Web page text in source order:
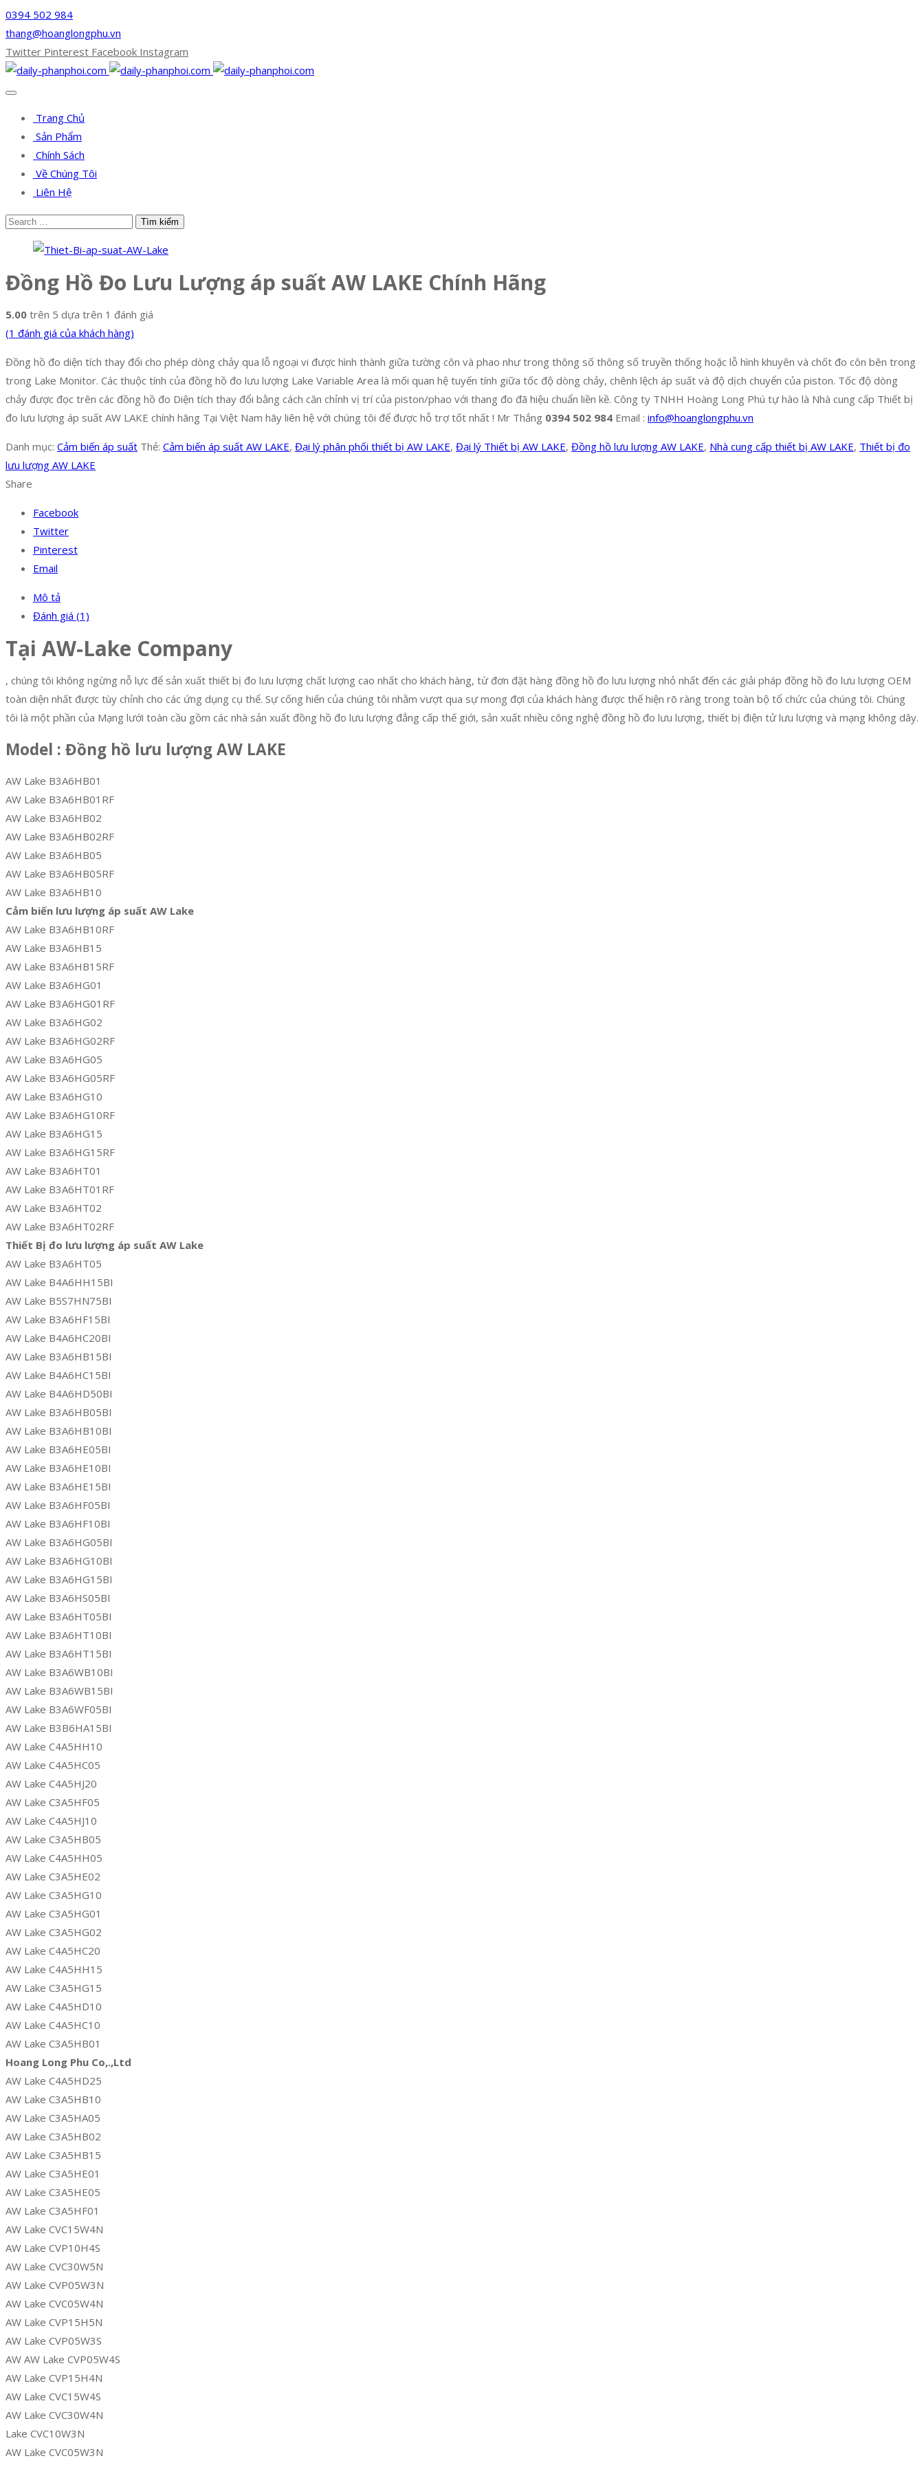
0394 502 984
thang@hoanglongphu.vn
Twitter Pinterest Facebook Instagram
Trang Chủ
Sản Phẩm
Chính Sách
Về Chúng Tôi
Liên Hệ
Đồng Hồ Đo Lưu Lượng áp suất AW LAKE Chính Hãng
5.00 trên 5 dựa trên 1 đánh giá
(1 đánh giá của khách hàng)
Đồng hồ đo diện tích thay đổi cho phép dòng chảy qua lỗ ngoại vi được hình thành giữa tường côn và phao như trong thông số thông số truyền thống hoặc lỗ hình khuyên và chốt đo côn bên trong
trong Lake Monitor. Các thuộc tính của đồng hồ đo lưu lượng Lake Variable Area là mối quan hệ tuyến tính giữa tốc độ dòng chảy, chênh lệch áp suất và độ dịch chuyển của piston. Tốc độ dòng
chảy được đọc trên các đồng hồ đo Diện tích thay đổi bằng cách căn chỉnh vị trí của piston/phao với thang đo đã hiệu chuẩn liền kề. Công ty TNHH Hoàng Long Phú tự hào là Nhà cung cấp Thiết bị
đo lưu lượng áp suất AW LAKE chính hãng Tại Việt Nam hãy liên hệ với chúng tôi để được hỗ trợ tốt nhất ! Mr Thắng 0394 502 984 Email : info@hoanglongphu.vn
Danh mục: Cảm biến áp suất Thẻ: Cảm biến áp suất AW LAKE, Đại lý phân phối thiết bị AW LAKE, Đại lý Thiết bị AW LAKE, Đồng hồ lưu lượng AW LAKE, Nhà cung cấp thiết bị AW LAKE, Thiết bị đo
lưu lượng AW LAKE
Share
Facebook
Twitter
Pinterest
Email
Mô tả
Đánh giá (1)
Tại AW-Lake Company
, chúng tôi không ngừng nỗ lực để sản xuất thiết bị đo lưu lượng chất lượng cao nhất cho khách hàng, từ đơn đặt hàng đồng hồ đo lưu lượng nhỏ nhất đến các giải pháp đồng hồ đo lưu lượng OEM
toàn diện nhất được tùy chỉnh cho các ứng dụng cụ thể. Sự cống hiến của chúng tôi nhằm vượt qua sự mong đợi của khách hàng được thể hiện rõ ràng trong toàn bộ tổ chức của chúng tôi. Chúng
tôi là một phần của Mạng lưới toàn cầu gồm các nhà sản xuất đồng hồ đo lưu lượng đẳng cấp thế giới, sản xuất nhiều công nghệ đồng hồ đo lưu lượng, thiết bị điện tử lưu lượng và mạng không dây.
​Model : Đồng hồ lưu lượng AW LAKE
AW Lake B3A6HB01
AW Lake B3A6HB01RF
AW Lake B3A6HB02
AW Lake B3A6HB02RF
AW Lake B3A6HB05
AW Lake B3A6HB05RF
AW Lake B3A6HB10
Cảm biến lưu lượng áp suất AW Lake
AW Lake B3A6HB10RF
AW Lake B3A6HB15
AW Lake B3A6HB15RF
AW Lake B3A6HG01
AW Lake B3A6HG01RF
AW Lake B3A6HG02
AW Lake B3A6HG02RF
AW Lake B3A6HG05
AW Lake B3A6HG05RF
AW Lake B3A6HG10
AW Lake B3A6HG10RF
AW Lake B3A6HG15
AW Lake B3A6HG15RF
AW Lake B3A6HT01
AW Lake B3A6HT01RF
AW Lake B3A6HT02
AW Lake B3A6HT02RF
Thiết Bị đo lưu lượng áp suất AW Lake
AW Lake B3A6HT05
AW Lake B4A6HH15BI
AW Lake B5S7HN75BI
AW Lake B3A6HF15BI
AW Lake B4A6HC20BI
AW Lake B3A6HB15BI
AW Lake B4A6HC15BI
AW Lake B4A6HD50BI
AW Lake B3A6HB05BI
AW Lake B3A6HB10BI
AW Lake B3A6HE05BI
AW Lake B3A6HE10BI
AW Lake B3A6HE15BI
AW Lake B3A6HF05BI
AW Lake B3A6HF10BI
AW Lake B3A6HG05BI
AW Lake B3A6HG10BI
AW Lake B3A6HG15BI
AW Lake B3A6HS05BI
AW Lake B3A6HT05BI
AW Lake B3A6HT10BI
AW Lake B3A6HT15BI
AW Lake B3A6WB10BI
AW Lake B3A6WB15BI
AW Lake B3A6WF05BI
AW Lake B3B6HA15BI
AW Lake C4A5HH10
AW Lake C4A5HC05
AW Lake C4A5HJ20
AW Lake C3A5HF05
AW Lake C4A5HJ10
AW Lake C3A5HB05
AW Lake C4A5HH05
AW Lake C3A5HE02
AW Lake C3A5HG10
AW Lake C3A5HG01
AW Lake C3A5HG02
AW Lake C4A5HC20
AW Lake C4A5HH15
AW Lake C3A5HG15
AW Lake C4A5HD10
AW Lake C4A5HC10
AW Lake C3A5HB01
Hoang Long Phu Co,.,Ltd
AW Lake C4A5HD25
AW Lake C3A5HB10
AW Lake C3A5HA05
AW Lake C3A5HB02
AW Lake C3A5HB15
AW Lake C3A5HE01
AW Lake C3A5HE05
AW Lake C3A5HF01
AW Lake CVC15W4N
AW Lake CVP10H4S
AW Lake CVC30W5N
AW Lake CVP05W3N
AW Lake CVC05W4N
AW Lake CVP15H5N
AW Lake CVP05W3S
AW AW Lake CVP05W4S
AW Lake CVP15H4N
AW Lake CVC15W4S
AW Lake CVC30W4N
Lake CVC10W3N
AW Lake CVC05W3N